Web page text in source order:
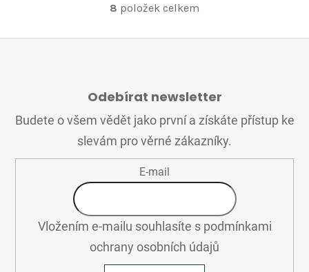
O
l
a
c
í
p
r
v
k
v
ý
p
i
8 položek celkem
Odebírat newsletter
Budete o všem vědět jako první a získáte přístup ke
slevám pro věrné zákazníky.
E-mail
Vložením e-mailu souhlasíte s podmínkami
ochrany osobních údajů